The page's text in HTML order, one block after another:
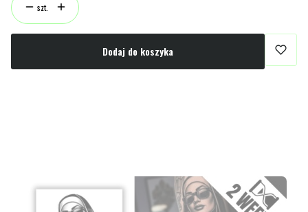
szt.
Dodaj do koszyka